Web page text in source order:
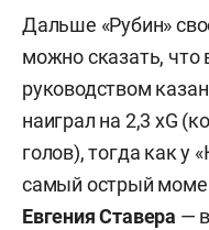
Дальше «Рубин»
можно сказать, что
руководством
наиграл на 2,3 xG
голов), тогда как у
самый острый
Евгения Ставера —